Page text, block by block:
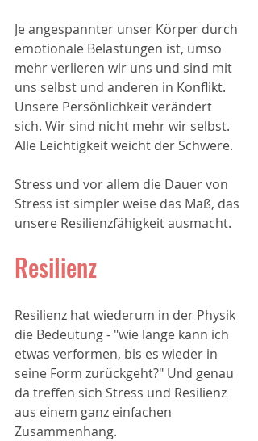
Je angespannter unser Körper durch
emotionale Belastungen ist, umso
mehr verlieren wir uns und sind mit
uns selbst und anderen in Konflikt.
Unsere Persönlichkeit verändert
sich. Wir sind nicht mehr wir selbst.
Alle Leichtigkeit weicht der Schwere.
Stress und vor allem die Dauer von
Stress ist simpler weise das Maß, das
unsere Resilienzfähigkeit ausmacht.
Resilienz
Resilienz hat wiederum in der Physik
die Bedeutung - "wie lange kann ich
etwas verformen, bis es wieder in
seine Form zurückgeht?" Und genau
da treffen sich Stress und Resilienz
aus einem ganz einfachen
Zusammenhang.